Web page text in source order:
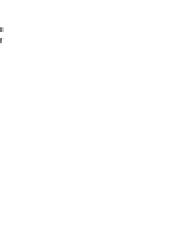
Facebook